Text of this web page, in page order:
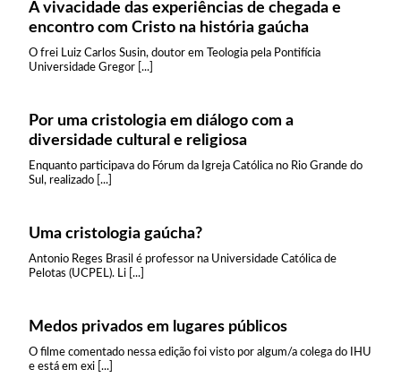
A vivacidade das experiências de chegada e
encontro com Cristo na história gaúcha
O frei Luiz Carlos Susin, doutor em Teologia pela Pontifícia
Universidade Gregor [...]
Por uma cristologia em diálogo com a
diversidade cultural e religiosa
Enquanto participava do Fórum da Igreja Católica no Rio Grande do
Sul, realizado [...]
Uma cristologia gaúcha?
Antonio Reges Brasil é professor na Universidade Católica de
Pelotas (UCPEL). Li [...]
Medos privados em lugares públicos
O filme comentado nessa edição foi visto por algum/a colega do IHU
e está em exi [...]